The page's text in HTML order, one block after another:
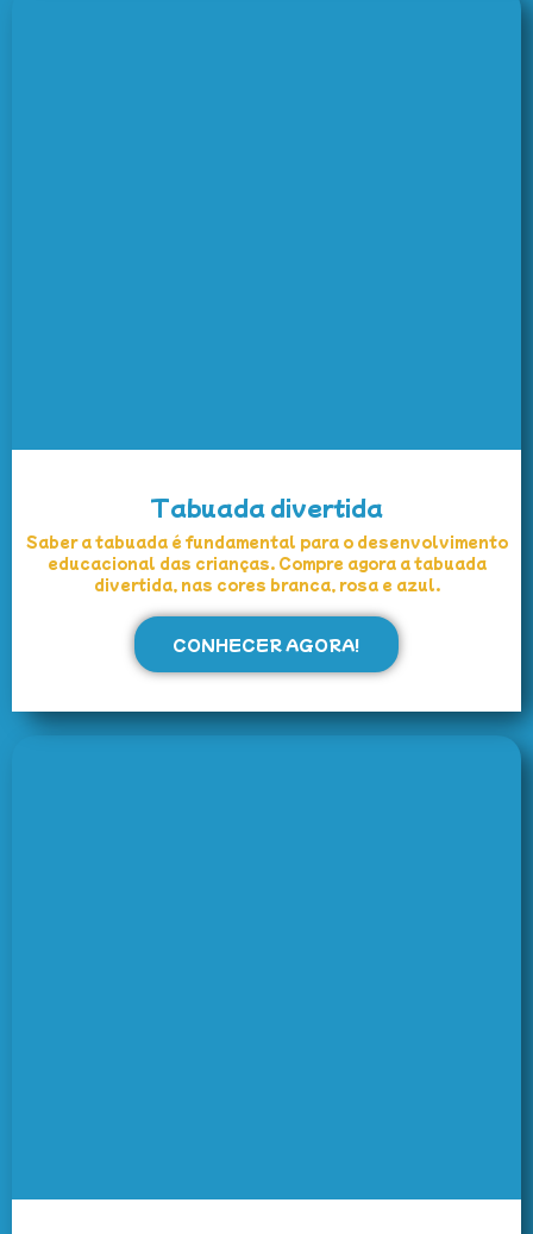
Tabuada divertida
Saber a tabuada é fundamental para o desenvolvimento
educacional das crianças. Compre agora a tabuada
divertida, nas cores branca, rosa e azul.
CONHECER AGORA!